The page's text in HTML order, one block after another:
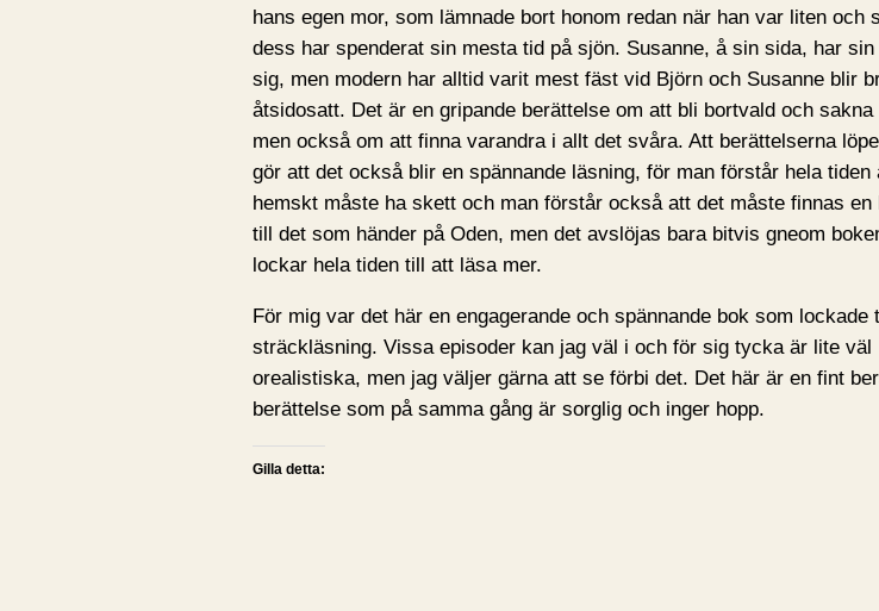
hans egen mor, som lämnade bort honom redan när han var liten och
dess har spenderat sin mesta tid på sjön. Susanne, å sin sida, har
sig, men modern har alltid varit mest fäst vid Björn och Susanne blir
åtsidosatt. Det är en gripande berättelse om att bli bortvald och sakna
men också om att finna varandra i allt det svåra. Att berättelserna
gör att det också blir en spännande läsning, för man förstår hela tiden
hemskt måste ha skett och man förstår också att det måste finnas en
till det som händer på Oden, men det avslöjas bara bitvis gneom
lockar hela tiden till att läsa mer.
För mig var det här en engagerande och spännande bok som lockade
sträckläsning. Vissa episoder kan jag väl i och för sig tycka är lite väl
orealistiska, men jag väljer gärna att se förbi det. Det här är en fint
berättelse som på samma gång är sorglig och inger hopp.
Gilla detta: